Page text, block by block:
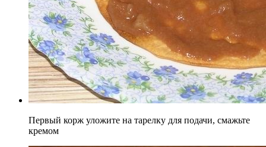
Первый корж уложите на тарелку для подачи, смажьте
кремом